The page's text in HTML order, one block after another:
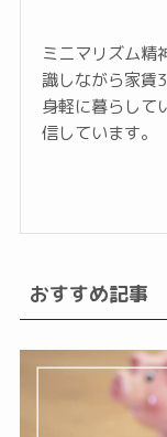
ミニマリズム精
識しながら家賃
身軽に暮らして
信しています。
おすすめ記事